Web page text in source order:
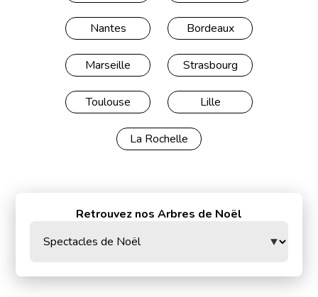
Nantes Bordeaux
Marseille Strasbourg
Toulouse Lille
La Rochelle
Retrouvez nos Arbres de Noël